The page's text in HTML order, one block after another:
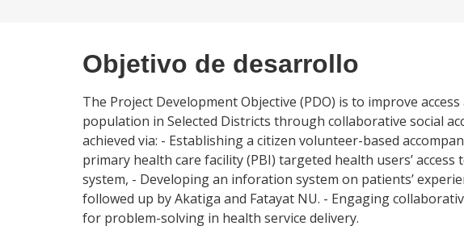
Objetivo de desarrollo
The Project Development Objective (PDO) is to improve
population in Selected Districts through collaborative social
achieved via: - Establishing a citizen volunteer-based
primary health care facility (PBI) targeted health users’
system, - Developing an inforation system on patients’
followed up by Akatiga and Fatayat NU. - Engaging
for problem-solving in health service delivery.